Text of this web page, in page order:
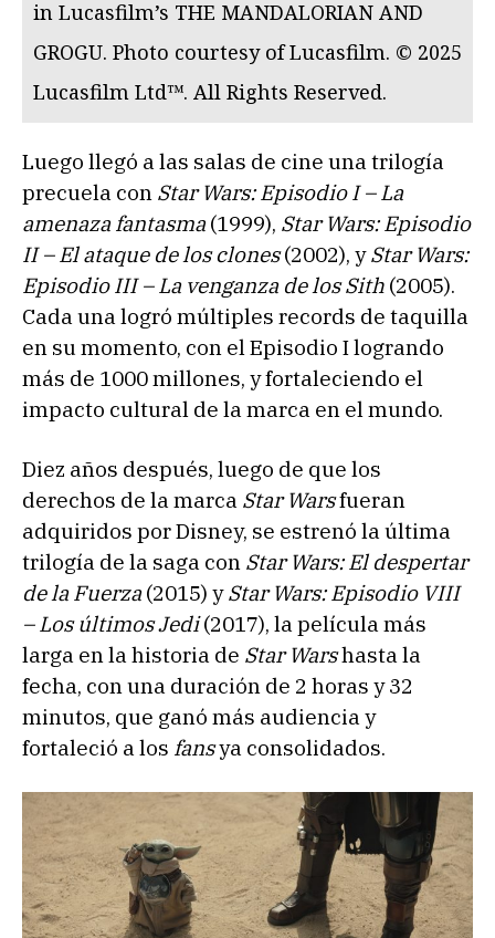
in Lucasfilm’s THE MANDALORIAN AND
GROGU. Photo courtesy of Lucasfilm. © 2025
Lucasfilm Ltd™. All Rights Reserved.
Luego llegó a las salas de cine una trilogía
precuela con Star Wars: Episodio I – La
amenaza fantasma(1999), Star Wars: Episodio
II – El ataque de los clones(2002), yStar Wars:
Episodio III – La venganza de los Sith (2005).
Cada una logró múltiples records de taquilla
en su momento, con el Episodio I logrando
más de 1000 millones, y fortaleciendo el
impacto cultural de la marca en el mundo.
Diez años después, luego de que los
derechos de la marca Star Warsfueran
adquiridos por Disney, se estrenó la última
trilogía de la saga con Star Wars: El despertar
de la Fuerza(2015) yStar Wars: Episodio VIII
– Los últimos Jedi(2017), la película más
larga en la historia de Star Warshasta la
fecha, con una duración de 2 horas y 32
minutos, que ganó más audiencia y
fortaleció a los fansya consolidados.